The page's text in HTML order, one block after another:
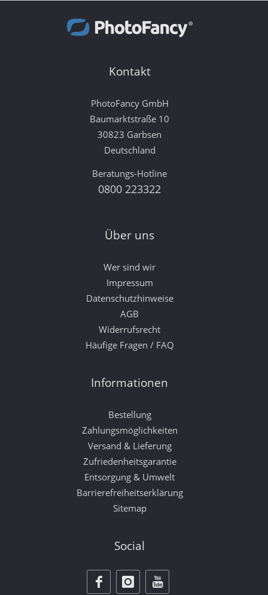
Kontakt
PhotoFancy GmbH
Baumarktstraße 10
30823 Garbsen
Deutschland
Beratungs-Hotline
0800 223322
Über uns
Wer sind wir
Impressum
Datenschutzhinweise
AGB
Widerrufsrecht
Häufige Fragen / FAQ
Informationen
Bestellung
Zahlungsmöglichkeiten
Versand & Lieferung
Zufriedenheitsgarantie
Entsorgung & Umwelt
Barrierefreiheitserklärung
Sitemap
Social